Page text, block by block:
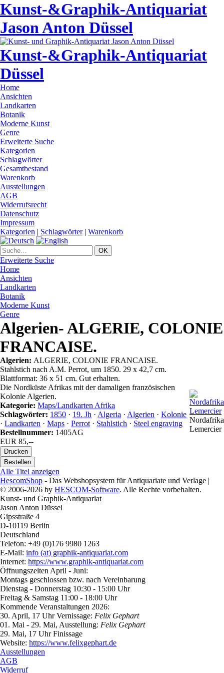
Kunst-&Graphik-Antiquariat
Jason Anton Düssel
Kunst-&Graphik-Antiquariat
Düssel
Home
Ansichten
Landkarten
Botanik
Moderne Kunst
Genre
Erweiterte Suche
Kategorien
Schlagwörter
Gesamtbestand
Warenkorb
Ausstellungen
AGB
Widerrufsrecht
Datenschutz
Impressum
Kategorien | Schlagwörter| Warenkorb
Erweiterte Suche
Home
Ansichten
Landkarten
Botanik
Moderne Kunst
Genre
Algerien- ALGERIE, COLONIE
FRANCAISE.
Algerien: ALGERIE, COLONIE FRANCAISE.
Stahlstich nach A.M. Perrot, um 1850. 29 x 42,7 cm.
Blattformat: 36 x 51 cm. Gut erhalten.
Die Nordküste Afrikas mit der damaligen französischen
Kolonie Algerien.
Kategorie: Maps/Landkarten Afrika
Schlagwörter: 1850 · 19. Jh · Algeria · Algerien · Kolonie
· Landkarten · Maps · Perrot · Stahlstich · Steel engraving
Bestellnummer: 1405AG
EUR 85,--
Nordafrika
Lemercier
Alle Titel anzeigen
HescomShop - Das Webshopsystem für Antiquariate und Verlage |
© 2006-2026 by HESCOM-Software. Alle Rechte vorbehalten.
Kunst- und Graphik-Antiquariat
Jason Anton Düssel
Gipsstraße 4
D-10119 Berlin
Deutschland
Telefon: +49 (0)176 9980 1263
E-Mail: info (at) graphik-antiquariat.com
Internet: https://www.graphik-antiquariat.com
Öffnungszeiten April - Juni:
Montags geschlossen bzw. nach Vereinbarung
Dienstag - Donnerstag 10:30 - 15:00 Uhr
Freitag & Samstag 11:00 - 18:00 Uhr
Kommende Veranstaltungen 2026:
30. April, 17 Uhr Vernissage: Felix Gephart
01. Mai - 29. Mai, Ausstellung: Felix Gephart
29. Mai, 17 Uhr Finissage
Website: https://www.felixgephart.de
Ausstellungen
AGB
Widerruf